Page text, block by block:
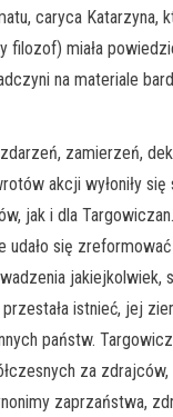
caryca Katarzyna,
filozof) miała
na materiale
zamierzeń,
akcji wyłoniły
jak i dla
udało się
jakiejkolwiek,
istnieć, jej
państw.
za
zaprzaństwa,